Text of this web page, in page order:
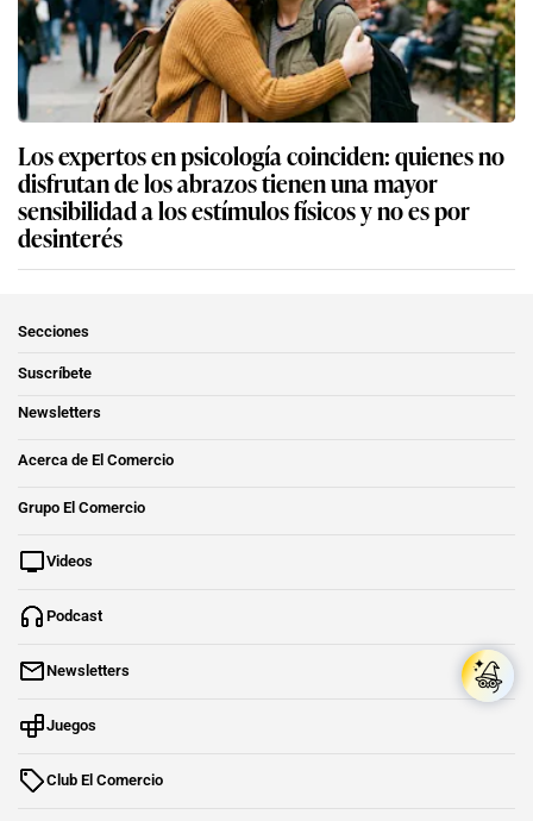
Los expertos en psicología coinciden: quienes no
disfrutan de los abrazos tienen una mayor
sensibilidad a los estímulos físicos y no es por
desinterés
Secciones
Suscríbete
Newsletters
Acerca de El Comercio
Grupo El Comercio
Videos
Podcast
Newsletters
Juegos
Club El Comercio